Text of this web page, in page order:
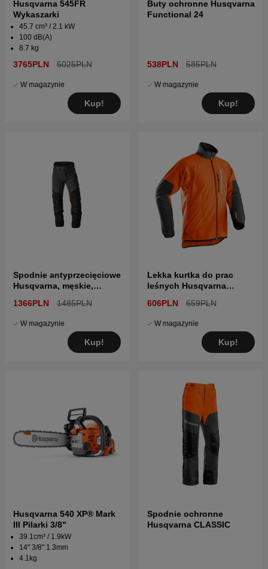
Husqvarna 545FR
Wykaszarki
45.7 cm³ / 2.1 kW
100 dB(A)
8.7 kg
3765PLN 5025PLN
W magazynie
Kup!
Buty ochronne Husqvarna
Functional 24
538PLN 585PLN
W magazynie
Kup!
Spodnie antyprzecięciowe
Husqvarna, męskie,
1366PLN 1485PLN
W magazynie
Kup!
Lekka kurtka do prac
leśnych Husqvarna
606PLN 659PLN
W magazynie
Kup!
Husqvarna 540 XP® Mark
III Pilarki 3/8"
39.1cm³ / 1.9kW
14" 3/8" 1.3mm
4.1kg
Spodnie ochronne
Husqvarna CLASSIC